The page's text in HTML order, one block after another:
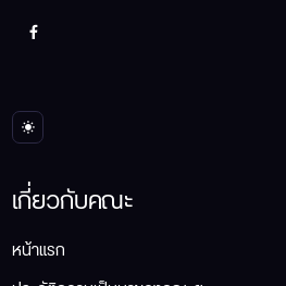
เกี่ยวกับคณะ
หน้าแรก